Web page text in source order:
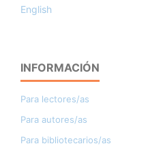
English
INFORMACIÓN
Para lectores/as
Para autores/as
Para bibliotecarios/as